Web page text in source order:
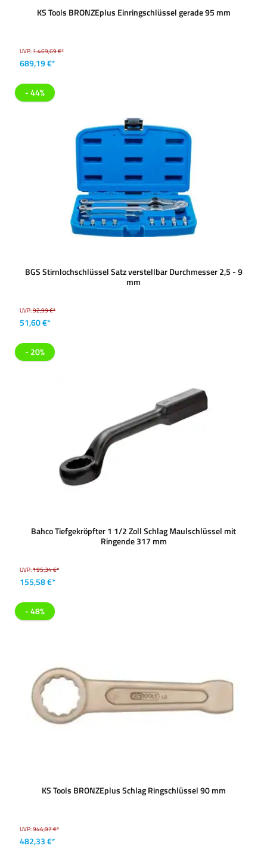
KS Tools BRONZEplus Einringschlüssel gerade 95 mm
UVP:1.469,69 €*
689,19 €*
- 44%
BGS Stirnlochschlüssel Satz verstellbar Durchmesser 2,5 - 9
mm
UVP:92,99 €*
51,60 €*
- 20%
Bahco Tiefgekröpfter 1 1/2 Zoll Schlag Maulschlüssel mit
Ringende 317 mm
UVP:195,34 €*
155,58 €*
- 48%
KS Tools BRONZEplus Schlag Ringschlüssel 90 mm
UVP:944,97 €*
482,33 €*